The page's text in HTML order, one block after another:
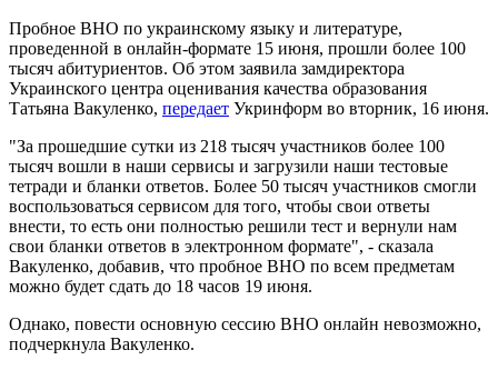
Пробное ВНО по украинскому языку и литературе,
проведенной в онлайн-формате 15 июня, прошли более 100
тысяч абитуриентов. Об этом заявила замдиректора
Украинского центра оценивания качества образования
Татьяна Вакуленко, передает Укринформ во вторник, 16 июня.
"За прошедшие сутки из 218 тысяч участников более 100
тысяч вошли в наши сервисы и загрузили наши тестовые
тетради и бланки ответов. Более 50 тысяч участников смогли
воспользоваться сервисом для того, чтобы свои ответы
внести, то есть они полностью решили тест и вернули нам
свои бланки ответов в электронном формате", - сказала
Вакуленко, добавив, что пробное ВНО по всем предметам
можно будет сдать до 18 часов 19 июня.
Однако, повести основную сессию ВНО онлайн невозможно,
подчеркнула Вакуленко.